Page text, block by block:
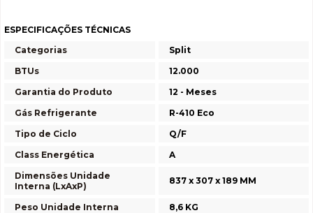
ESPECIFICAÇÕES TÉCNICAS
Categorias
Split
BTUs
12.000
Garantia do Produto
12 - Meses
Gás Refrigerante
R-410 Eco
Tipo de Ciclo
Q/F
Class Energética
A
Dimensões Unidade
Interna (LxAxP)
837 x 307 x 189 MM
Peso Unidade Interna
8,6 KG